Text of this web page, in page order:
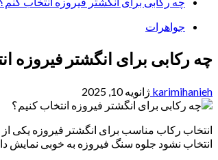
جواهرات
چه رکابی برای انگشتر فیروزه
karimihanieh ژانویه 10, 2025
انتخاب رکاب مناسب برای انگشتر فیروزه یکی
انتخاب نشود جلوه سنگ فیروزه به خوبی نمایش